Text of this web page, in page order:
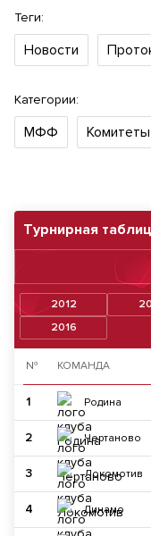
Турнирная
2012
2016
№ КОМАНДА
1 Родина
2 Чертаново
3 Локомотив
4 Динамо
Теги:
Новости
Категории:
МФФ Комитеты